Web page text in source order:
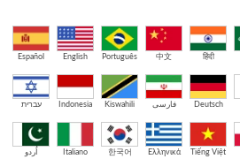
Español English Português 中文 हिंदी
עברית Indonesia Kiswahili فارسی Deutsch
اُردو Italiano 한국어 Ελληνικά Tiếng Việt